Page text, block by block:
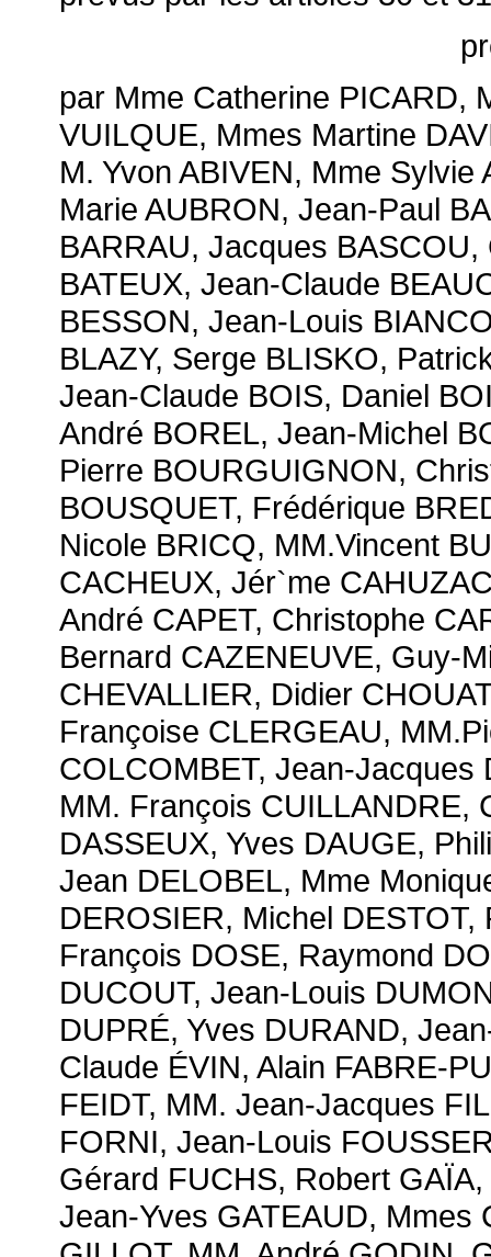
par Mme Catherine PICARD,
VUILQUE, Mmes Martine
M. Yvon ABIVEN, Mme
Marie AUBRON, Jean-Paul
BARRAU, Jacques
BATEUX, Jean-Claude
BESSON, Jean-Louis
BLAZY, Serge BLISKO,
Jean-Claude BOIS, Daniel
André BOREL, Jean-Michel
Pierre BOURGUIGNON,
BOUSQUET, Frédérique
Nicole BRICQ, MM.Vincent
CACHEUX, Jér`me
André CAPET, Christophe
Bernard CAZENEUVE, Guy-
CHEVALLIER, Didier
Françoise CLERGEAU,
COLCOMBET, Jean-
MM. François CUILLANDRE,
DASSEUX, Yves DAUGE,
Jean DELOBEL, Mme
DEROSIER, Michel
François DOSE, Raymond
DUCOUT, Jean-Louis
DUPRÉ, Yves DURAND,
Claude ÉVIN, Alain FABRE-
FEIDT, MM. Jean-Jacques
FORNI, Jean-Louis
Gérard FUCHS, Robert
Jean-Yves GATEAUD, Mmes